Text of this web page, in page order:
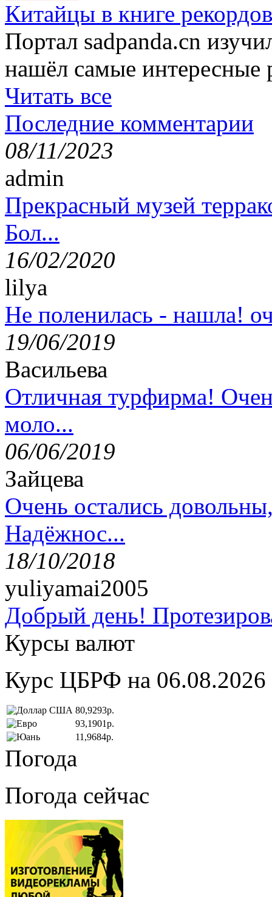
Китайцы в книге
Портал sadpanda.cn
нашёл самые интересные
Читать все
Последние комментарии
08/11/2023
admin
Прекрасный музей
Бол...
16/02/2020
lilya
Не поленилась - нашла!
19/06/2019
Васильева
Отличная турфирма!
моло...
06/06/2019
Зайцева
Очень остались
Надёжнос...
18/10/2018
yuliyamai2005
Добрый день!
Курсы валют
Курс ЦБРФ на 06.08.2026
80,9293р.
93,1901р.
11,9684р.
Погода
Погода сейчас